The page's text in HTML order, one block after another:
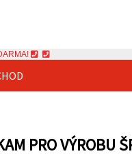
PRO VÝROBU